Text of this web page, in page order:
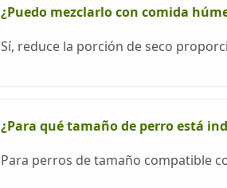
¿Puedo mezclarlo con comida
Sí, reduce la porción de seco
¿Para qué tamaño de perro está
Para perros de tamaño compatible